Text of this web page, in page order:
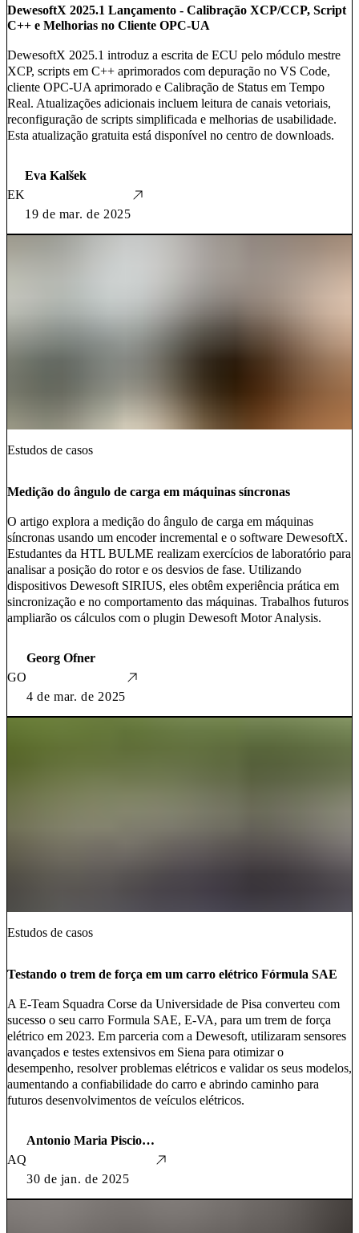
DewesoftX 2025.1 Lançamento - Calibração XCP/CCP, Script
C++ e Melhorias no Cliente OPC-UA
DewesoftX 2025.1 introduz a escrita de ECU pelo módulo mestre
XCP, scripts em C++ aprimorados com depuração no VS Code,
cliente OPC-UA aprimorado e Calibração de Status em Tempo
Real. Atualizações adicionais incluem leitura de canais vetoriais,
reconfiguração de scripts simplificada e melhorias de usabilidade.
Esta atualização gratuita está disponível no centro de downloads.
EK
Eva Kalšek
19 de mar. de 2025
Estudos de casos
Medição do ângulo de carga em máquinas síncronas
O artigo explora a medição do ângulo de carga em máquinas
síncronas usando um encoder incremental e o software DewesoftX.
Estudantes da HTL BULME realizam exercícios de laboratório para
analisar a posição do rotor e os desvios de fase. Utilizando
dispositivos Dewesoft SIRIUS, eles obtêm experiência prática em
sincronização e no comportamento das máquinas. Trabalhos futuros
ampliarão os cálculos com o plugin Dewesoft Motor Analysis.
GO
Georg Ofner
4 de mar. de 2025
Estudos de casos
Testando o trem de força em um carro elétrico Fórmula SAE
A E-Team Squadra Corse da Universidade de Pisa converteu com
sucesso o seu carro Formula SAE, E-VA, para um trem de força
elétrico em 2023. Em parceria com a Dewesoft, utilizaram sensores
avançados e testes extensivos em Siena para otimizar o
desempenho, resolver problemas elétricos e validar os seus modelos,
aumentando a confiabilidade do carro e abrindo caminho para
futuros desenvolvimentos de veículos elétricos.
AQ
Antonio Maria Pisciotta, Agostino Formisano e Francesco Giuseppe Quilici
30 de jan. de 2025